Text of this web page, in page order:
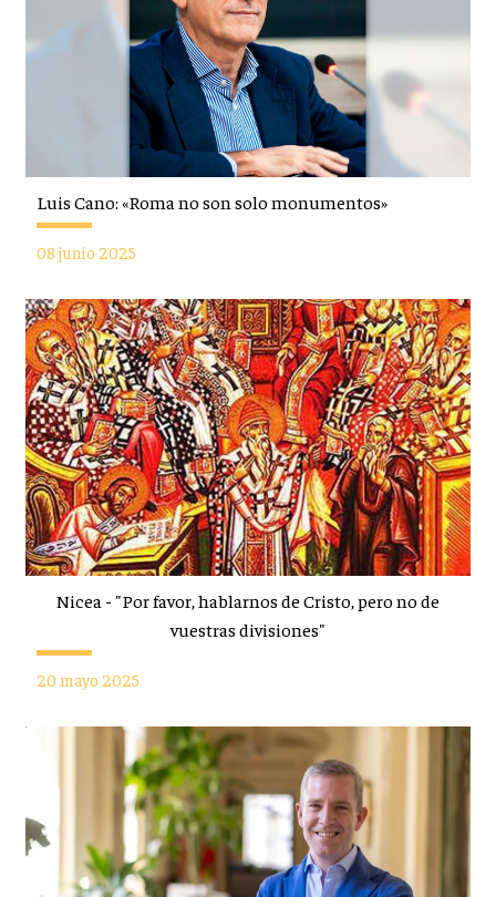
Luis Cano: «Roma no son solo monumentos»
08 junio 2025
Nicea - "Por favor, hablarnos de Cristo, pero no de
vuestras divisiones"
20 mayo 2025